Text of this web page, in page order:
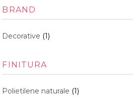
BRAND
Decorative (1)
FINITURA
Polietilene naturale (1)